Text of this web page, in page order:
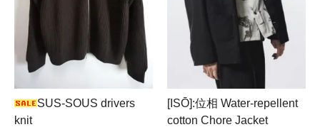
SUS-SOUS drivers
knit
[ISŌ]:位相 Water-repellent
cotton Chore Jacket